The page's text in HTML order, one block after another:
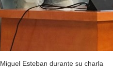
Miguel Esteban durante su charla